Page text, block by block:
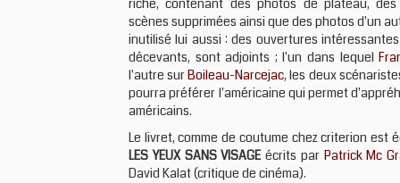
riche, contenant des photos de plateau,
scènes supprimées ainsi que des photos d'un
inutilisé lui aussi : des ouvertures
décevants, sont adjoints ; l'un dans lequel
l'autre surBoileau-Narcejac, les deux
pourra préférer l'américaine qui permet
américains.
Le livret, comme de coutume chez criterion
LES YEUX SANS VISAGE écrits par Patrick Mc
David Kalat (critique de cinéma).